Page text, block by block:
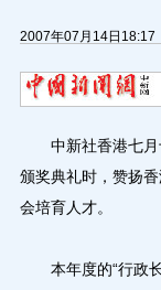
2007年07月14日18:17
中新社香港七月
颁奖典礼时，赞扬
会培育人才。
本年度的“行政长